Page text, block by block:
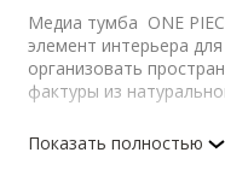
Медиа тумба ONE
элемент интерьера
организовать
фактуры из
Изделие выполнено из
Показать полностью